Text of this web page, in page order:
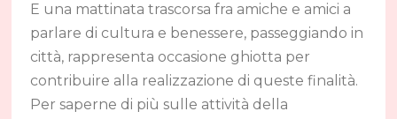
E una mattinata trascorsa fra amiche e amici a
parlare di cultura e benessere, passeggiando in
città, rappresenta occasione ghiotta per
contribuire alla realizzazione di queste finalità.
Per saperne di più sulle attività della